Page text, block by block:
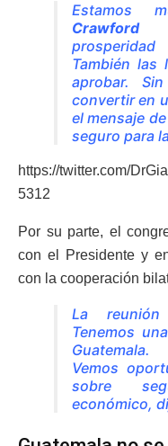
Estamos
Crawford
También las
aprobar.
convertir en
el mensaje
seguro para
https://twitter.com/
5312
Por su parte, el
con el Presidente y
con la cooperación
La
Tenemos
Vemos
sobre
económico,